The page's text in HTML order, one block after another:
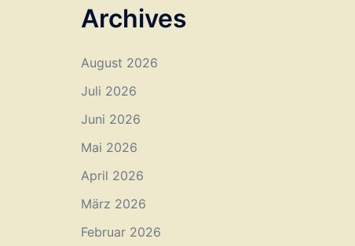
Archives
August 2026
Juli 2026
Juni 2026
Mai 2026
April 2026
März 2026
Februar 2026